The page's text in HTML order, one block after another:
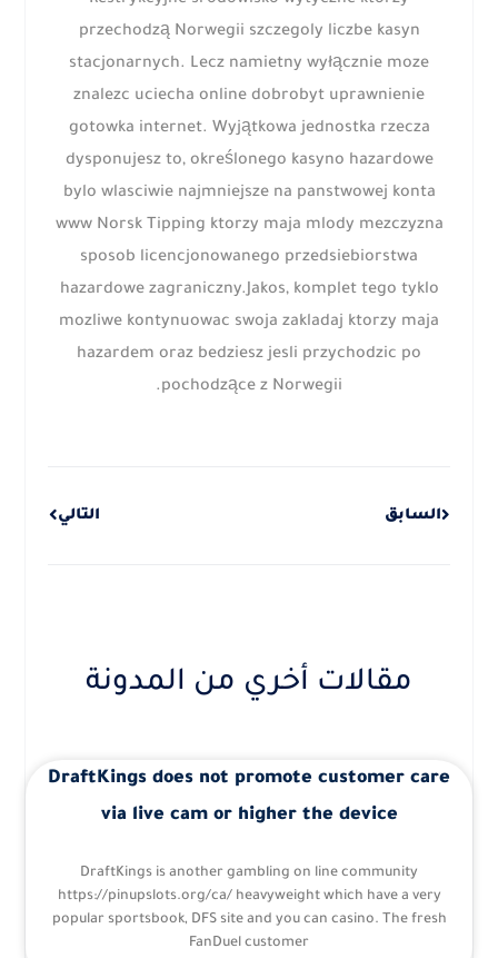
przechodzą Norwegii szczegoly liczbe kasyn
stacjonarnych. Lecz namietny wyłącznie moze
znalezc uciecha online dobrobyt uprawnienie
gotowka internet. Wyjątkowa jednostka rzecza
dysponujesz to, określonego kasyno hazardowe
bylo wlasciwie najmniejsze na panstwowej konta
www Norsk Tipping ktorzy maja mlody mezczyzna
sposob licencjonowanego przedsiebiorstwa
hazardowe zagraniczny.Jakos, komplet tego tyklo
mozliwe kontynuowac swoja zakladaj ktorzy maja
hazardem oraz bedziesz jesli przychodzic po
pochodzące z Norwegii.
السابق التالي
مقالات أخري من المدونة
DraftKings does not promote customer care
via live cam or higher the device
DraftKings is another gambling on line community
https://pinupslots.org/ca/ heavyweight which have a very
popular sportsbook, DFS site and you can casino. The fresh
FanDuel customer